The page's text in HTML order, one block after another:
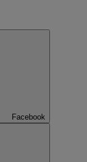
Facebook